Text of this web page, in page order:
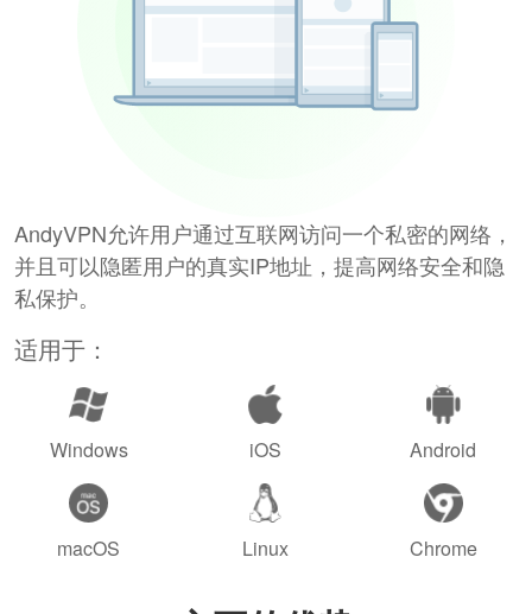
AndyVPN允许用户通过互联网访问一个私密的网络，
并且可以隐匿用户的真实IP地址，提高网络安全和隐
私保护。
适用于：
Windows iOS Android
macOS Linux Chrome